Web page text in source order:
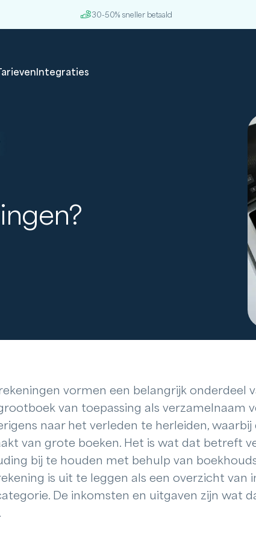
30-50% sneller betaald
Integraties
vormen een belangrijk onderdeel
van toepassing als verzamelnaam
naar het verleden te herleiden,
van grote boeken. Het is wat dat betreft
bij te houden met behulp van
is uit te leggen als een overzicht van
De inkomsten en uitgaven zijn wat